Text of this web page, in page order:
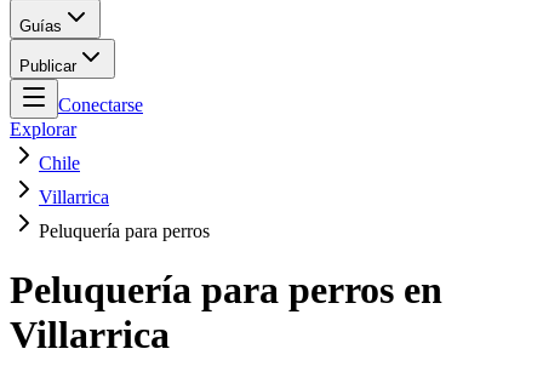
Guías
Publicar
Conectarse
Explorar
Chile
Villarrica
Peluquería para perros
Peluquería para perros en
Villarrica